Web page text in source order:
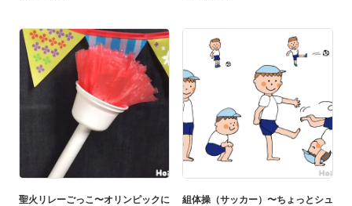
聖火リレーごっこ〜オリンピックに
組体操（サッカー）〜ちょっとシュ